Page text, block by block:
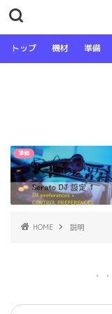
トップ 機材 準備
準備
HOME 説明